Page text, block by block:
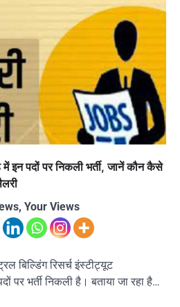
पदों पर निकली भर्ती, जानें कौन कैसे
Your Views
बिल्डिंग रिसर्च इंस्टीट्यूट
भर्ती निकली है। बताया जा रहा है…